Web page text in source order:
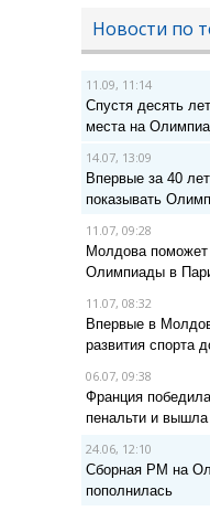
Новости по
11.09, 11:14
Спустя десять
места на
14.07, 13:09
Впервые за 40
показывать
11.07, 09:28
Молдова поможет
Олимпиады в
11.07, 08:32
Впервые в
развития спорта
06.07, 09:38
Франция
пенальти и
24.06, 12:10
Сборная РМ на
пополнилась